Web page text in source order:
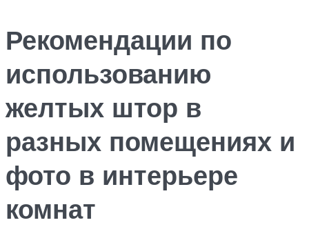
Рекомендации по
использованию
желтых штор в
разных помещениях и
фото в интерьере
комнат